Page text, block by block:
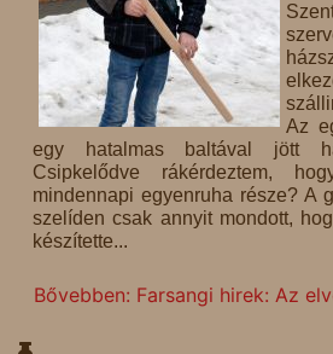
Az
egy hatalmas baltával jött
Csipkelődve rákérdeztem,
mindennapi egyenruha része? A
szelíden csak annyit mondott,
készítette...
Bővebben: Farsangi hirek: Az